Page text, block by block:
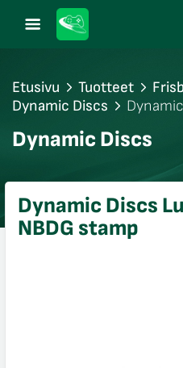
Etusivu Tuotteet
Dynamic Discs
Dynamic Discs
Dynamic Discs
NBDG stamp
sulje
sulje